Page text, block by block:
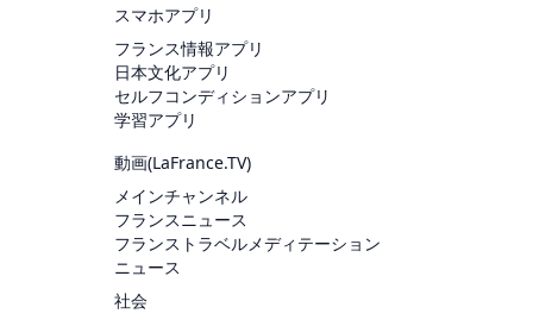
スマホアプリ
フランス情報アプリ
日本文化アプリ
セルフコンディションアプリ
学習アプリ
動画(LaFrance.TV)
メインチャンネル
フランスニュース
フランストラベルメディテーション
ニュース
社会